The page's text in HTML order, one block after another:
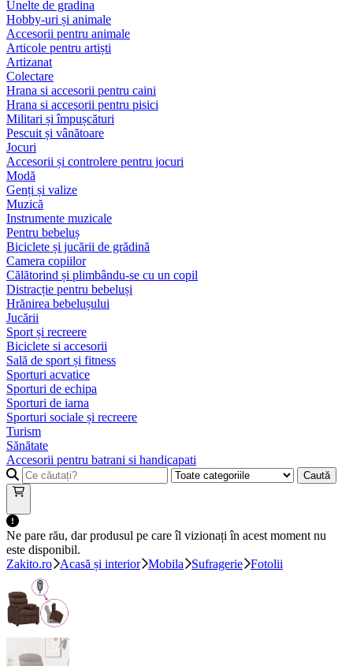
Unelte de gradina
Hobby-uri și animale
Accesorii pentru animale
Articole pentru artiști
Artizanat
Colectare
Hrana si accesorii pentru caini
Hrana si accesorii pentru pisici
Militari și împușcături
Pescuit și vânătoare
Jocuri
Accesorii și controlere pentru jocuri
Modă
Genți și valize
Muzică
Instrumente muzicale
Pentru bebeluș
Biciclete și jucării de grădină
Camera copiilor
Călătorind și plimbându-se cu un copil
Distracție pentru bebeluși
Hrănirea bebelușului
Jucării
Sport și recreere
Biciclete si accesorii
Sală de sport și fitness
Sporturi acvatice
Sporturi de echipa
Sporturi de iarna
Sporturi sociale și recreere
Turism
Sănătate
Accesorii pentru batrani si handicapati
Caută
Ne pare rău, dar produsul pe care îl vizionați în acest moment nu
este disponibil.
Zakito.ro
Acasă și interior Mobila Sufragerie Fotolii